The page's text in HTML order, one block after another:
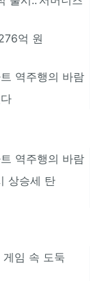
억 원
역주행의 바람
역주행의 바람
상승세 탄
임 속 도둑